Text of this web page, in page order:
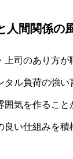
人間関係の
上司のあり方
タル負荷の強い
囲気を作ること
良い仕組みを積